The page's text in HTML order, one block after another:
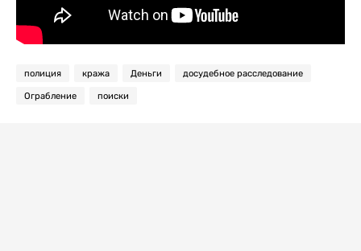
полиция кража Деньги досудебное расследование
Ограбление поиски